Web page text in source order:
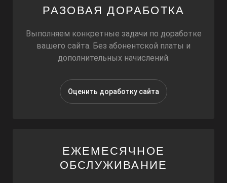
РАЗОВАЯ ДОРАБОТКА
Выполняем конкретные задачи по доработке
вашего сайта. Без абонентской платы и
дополнительных начислений.
Оценить доработку сайта
ЕЖЕМЕСЯЧНОЕ
ОБСЛУЖИВАНИЕ
ТЕЛЕФОН
ССЫЛКА НА САЙТ
ЧТО ТРЕБУЕТСЯ СДЕЛАТЬ?
ОПИШИТЕ ВАШУ ЗАДАЧУ